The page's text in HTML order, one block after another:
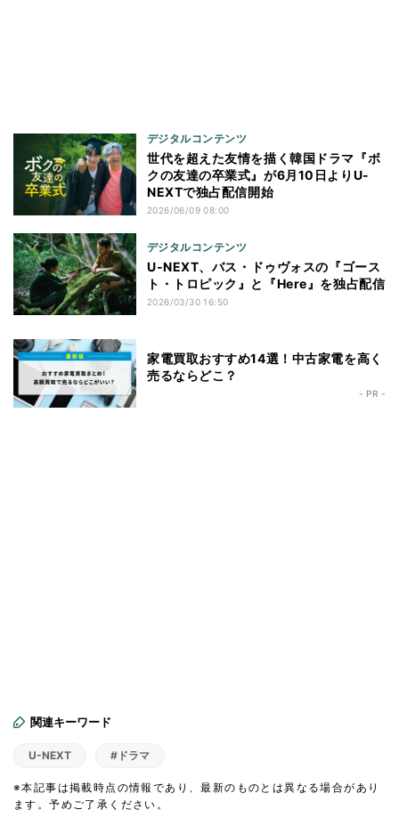
デジタルコンテンツ
世代を超えた友情を描く韓国ドラマ『ボ
クの友達の卒業式』が6月10日よりU-
NEXTで独占配信開始
2026/06/09 08:00
デジタルコンテンツ
U-NEXT、バス・ドゥヴォスの『ゴース
ト・トロピック』と『Here』を独占配信
2026/03/30 16:50
家電買取おすすめ14選！中古家電を高く
売るならどこ？
- PR -
関連キーワード
U-NEXT #ドラマ
※本記事は掲載時点の情報であり、最新のものとは異なる場合があり
ます。予めご了承ください。